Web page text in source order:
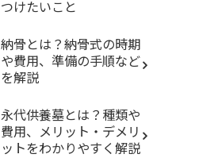
つけたいこと
納骨とは？納骨式の時期
や費用、準備の手順など
を解説
永代供養墓とは？種類や
費用、メリット・デメリ
ットをわかりやすく解説